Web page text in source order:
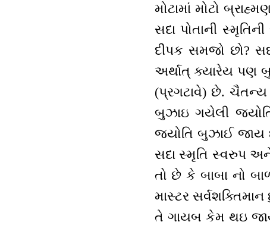
મોટામાં મોટો
સદા પોતાની
દીપક સમજો છો?
અર્થાત્ ક્યારેય પણ
(પ્રગટાવે) છે.
બુઝાઇ ગયેલી
જ્યોતિ બુઝાઈ જાય
સદા સ્મૃતિ સ્વરુપ
તો છે કે બાબા નો
માસ્ટર
તે ગાયબ કેમ થઇ